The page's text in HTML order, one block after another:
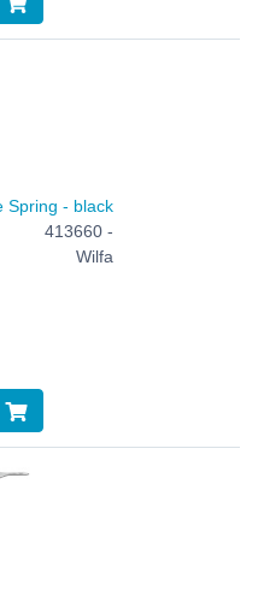
Spring - black
413660 -
Wilfa